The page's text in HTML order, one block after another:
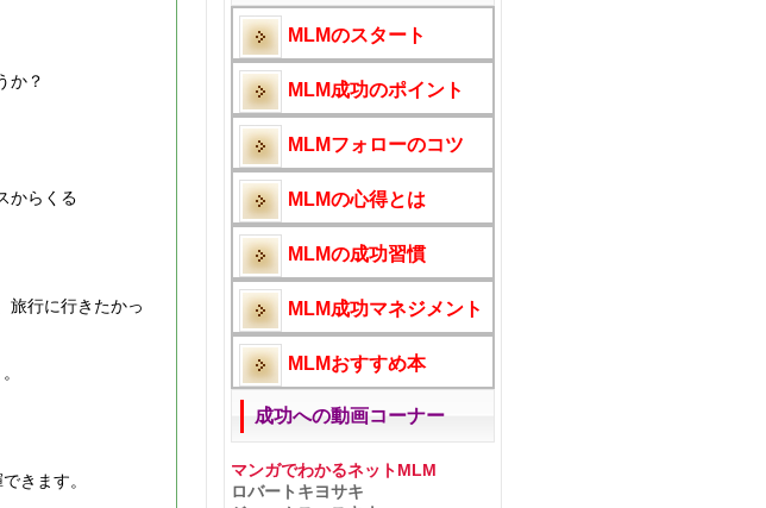
か？
からくる
旅行に行きたかっ
きます。
成功の秘訣は3つの人間関係
必ず出会うライバルとは？
MLMの勘違い活動とは？！
成功するダウンの見分け方
長く稼げるMLM
成功の鍵は○○関係
未経験者の成功法
スマホだけで出来る?
シングルマザー紗栄子
在宅MLM成功例と秘訣
成功を邪魔する○○病
MLM成功に不可欠なもの
神田昌典 成功者の告白
ネットビジネス探し方選び方
シングルマザー酒井法子
サンタ営業とお金
50万生保レディの記事反響
シンママ勝間和代の生き方
〇〇がないMLMは嫌われる
MLMの基礎知識
運命を変える資格とは？
西山啓道社長とM3
ニュースキンロールアップ
MLMのスタート
MLM成功のポイント
MLMフォローのコツ
MLMの心得とは
MLMの成功習慣
MLM成功マネジメント
MLMおすすめ本
成功への動画コーナー
マンガでわかるネットMLM
ロバートキヨサキ